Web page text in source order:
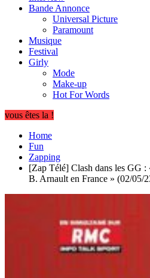
Bande Annonce
Universal Picture
Paramount
Musique
Festival
Girly
Mode
Make-up
Hot For Words
vous êtes la !
Home
Fun
Zapping
[Zap Télé] Clash dans les GG :
B. Arnault en France » (02/05/